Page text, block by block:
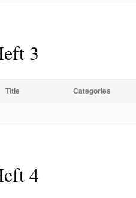
3
Title Categories
4